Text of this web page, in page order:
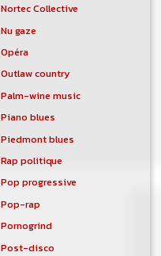
Nortec Collective
Nu gaze
Opéra
Outlaw country
Palm-wine music
Piano blues
Piedmont blues
Rap politique
Pop progressive
Pop-rap
Pornogrind
Post-disco